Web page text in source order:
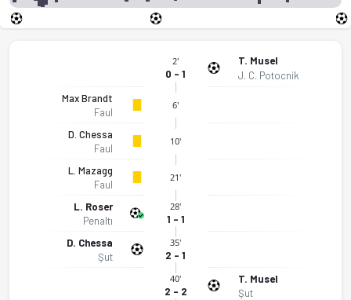
2'
0 - 1
T. Musel
J. C. Potocnik
Max Brandt
Faul
6'
D. Chessa
Faul
10'
L. Mazagg
Faul
21'
L. Roser
Penaltı
28'
1 - 1
D. Chessa
Şut
35'
2 - 1
40'
2 - 2
T. Musel
Şut